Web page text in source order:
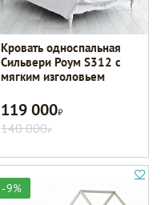
Кровать односпальная
Сильвери Роум S312 с
мягким изголовьем
119 000Р
140 000Р
-9%